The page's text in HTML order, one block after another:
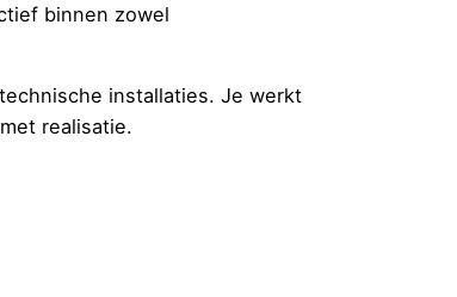
binnen zowel
installaties. Je werkt
realisatie.